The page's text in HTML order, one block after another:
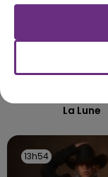
La Lune
13h54
13h54